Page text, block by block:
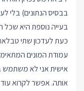
בבסיס הנתונים) בלי
בעייה נוספת היא
כעת לעדכון שתי
עמודת המונים
אישית אני לא משתמש